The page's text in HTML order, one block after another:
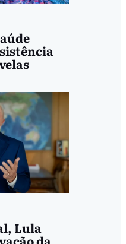
Lula
da